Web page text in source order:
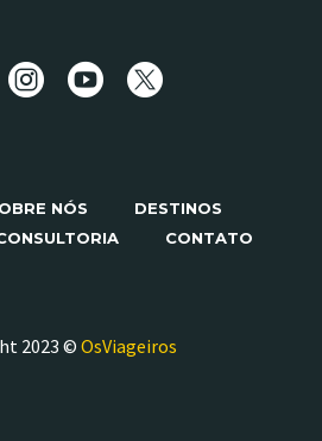
NÓS
DESTINOS
CONTATO
2023 © OsViageiros